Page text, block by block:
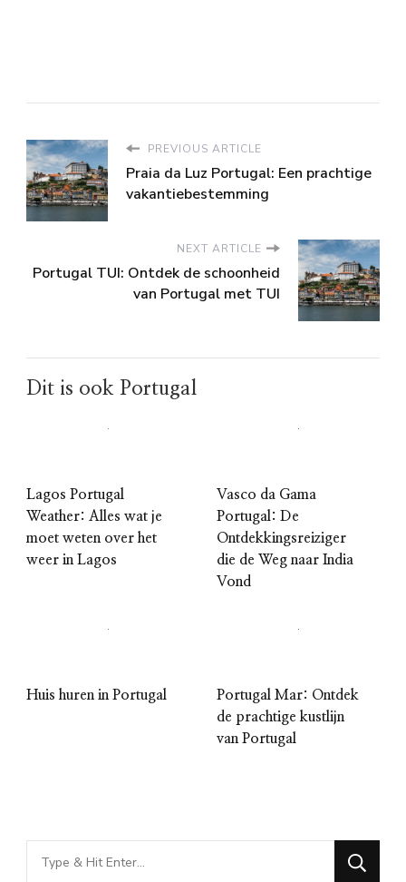
PREVIOUS ARTICLE
Praia da Luz Portugal: Een prachtige
vakantiebestemming
NEXT ARTICLE
Portugal TUI: Ontdek de schoonheid
van Portugal met TUI
Dit is ook Portugal
Lagos Portugal
Weather: Alles wat je
moet weten over het
weer in Lagos
Vasco da Gama
Portugal: De
Ontdekkingsreiziger
die de Weg naar India
Vond
Huis huren in Portugal
Portugal Mar: Ontdek
de prachtige kustlijn
van Portugal
Looking